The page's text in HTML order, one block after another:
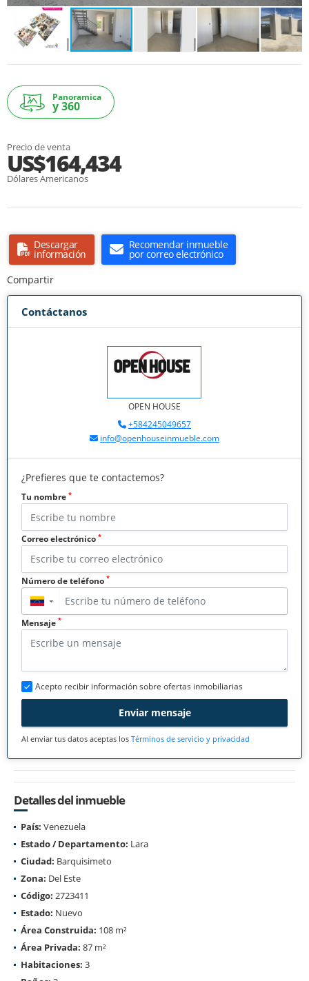
Panoramica
y 360
Precio de venta
US$164,434
Dólares Americanos
Descargar
información
Recomendar inmueble
por correo electrónico
Compartir
Contáctanos
OPEN HOUSE
+584245049657
info@openhouseinmueble.com
¿Prefieres que te contactemos?
Tu nombre *
Correo electrónico *
Número de teléfono *
▼
Mensaje *
Acepto recibir información sobre ofertas inmobiliarias
Enviar mensaje
Al enviar tus datos aceptas los Términos de servicio y privacidad
Detalles del inmueble
País: Venezuela
Estado / Departamento: Lara
Ciudad: Barquisimeto
Zona: Del Este
Código: 2723411
Estado: Nuevo
Área Construida: 108 m²
Área Privada: 87 m²
Habitaciones: 3